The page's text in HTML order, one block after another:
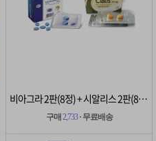
비아그라 2판(8정) + 시알리스 2판(8정)
구매 2,733· 무료배송